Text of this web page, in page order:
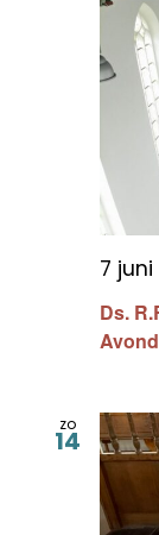
Ds.
7 juni
zo
14